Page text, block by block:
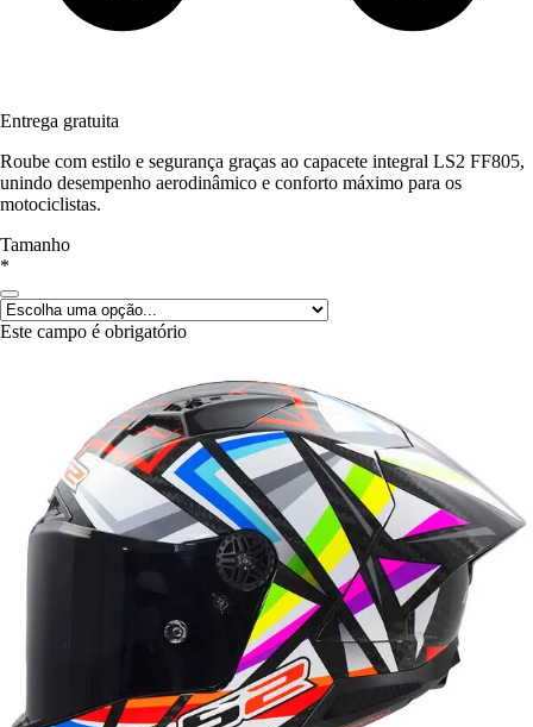
Entrega gratuita
Roube com estilo e segurança graças ao capacete integral LS2 FF805,
unindo desempenho aerodinâmico e conforto máximo para os
motociclistas.
Tamanho
*
Este campo é obrigatório